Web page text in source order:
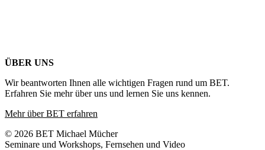
ÜBER UNS
Wir beantworten Ihnen alle wichtigen Fragen rund um BET.
Erfahren Sie mehr über uns und lernen Sie uns kennen.
Mehr über BET erfahren
© 2026 BET Michael Mücher
Seminare und Workshops, Fernsehen und Video